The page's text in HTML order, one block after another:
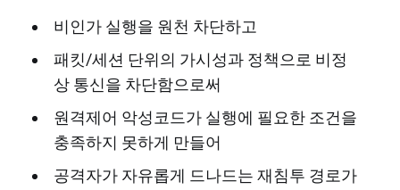
비인가 실행을 원천 차단하고
패킷/세션 단위의 가시성과 정책으로 비정
상 통신을 차단함으로써
원격제어 악성코드가 실행에 필요한 조건을
충족하지 못하게 만들어
공격자가 자유롭게 드나드는 재침투 경로가